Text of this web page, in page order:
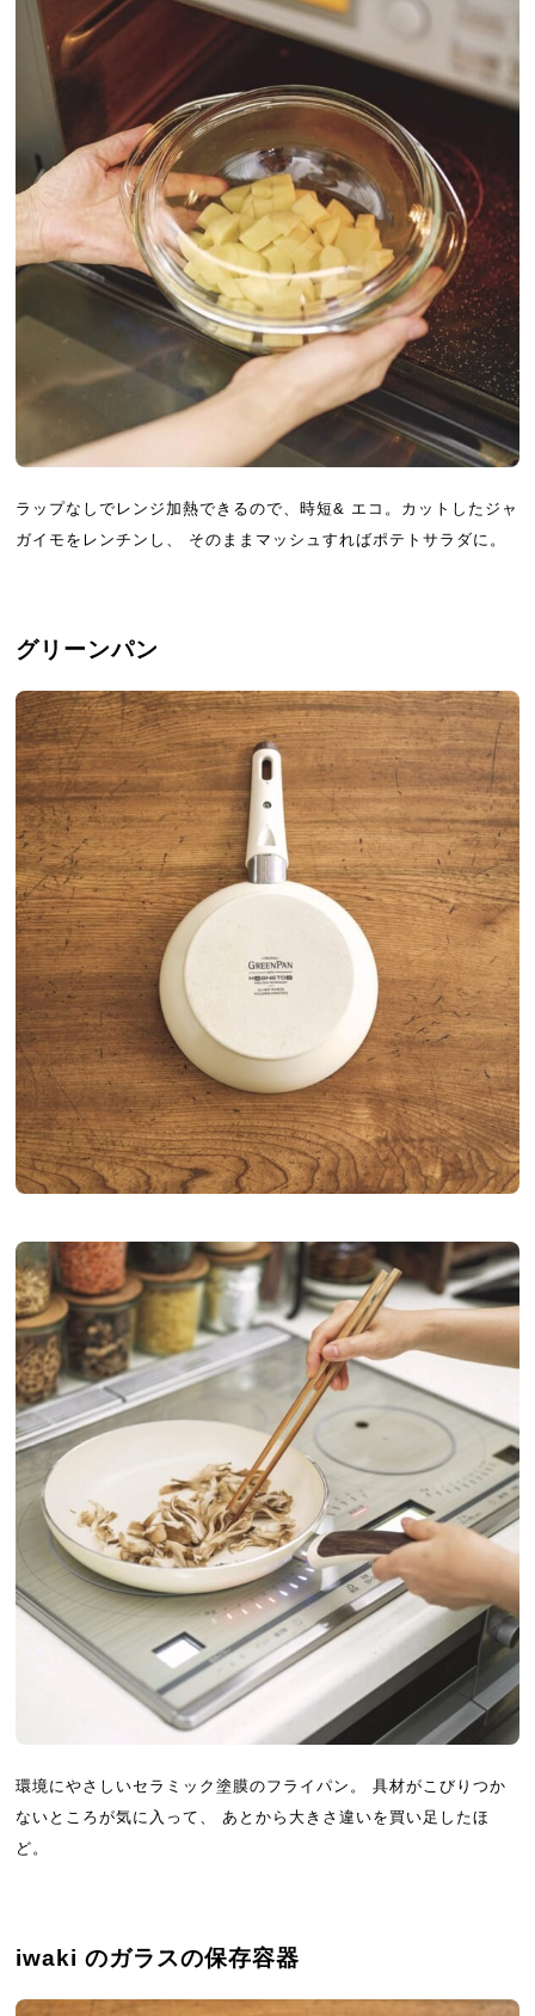
ラップなしでレンジ加熱できるので、時短& エコ。カットしたジャ
ガイモをレンチンし、 そのままマッシュすればポテトサラダに。
グリーンパン
環境にやさしいセラミック塗膜のフライパン。 具材がこびりつか
ないところが気に入って、 あとから大きさ違いを買い足したほ
ど。
iwaki のガラスの保存容器